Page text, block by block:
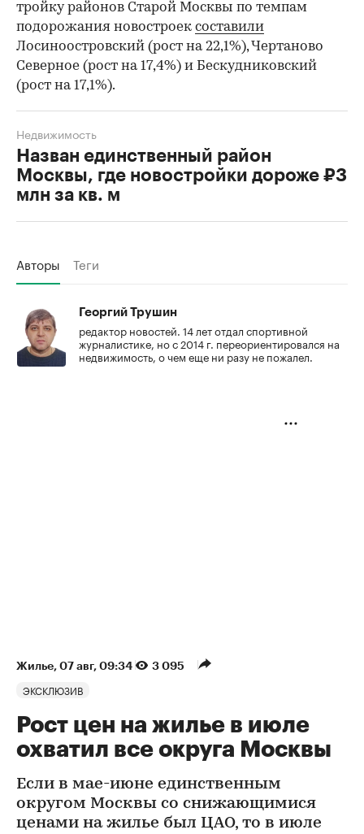
тройку районов Старой Москвы по темпам
подорожания новостроек составили
Лосиноостровский (рост на 22,1%), Чертаново
Северное (рост на 17,4%) и Бескудниковский
(рост на 17,1%).
Назван единственный район
Москвы, где новостройки дороже ₽3
млн за кв. м
Недвижимость
Авторы Теги
Георгий Трушин
редактор новостей. 14 лет отдал спортивной
журналистике, но с 2014 г. переориентировался на
недвижимость, о чем еще ни разу не пожалел.
Жилье⁠, 07 авг, 09:34 3 095
ЭКСКЛЮЗИВ
Рост цен на жилье в июле
охватил все округа Москвы
Если в мае-июне единственным
округом Москвы со снижающимися
ценами на жилье был ЦАО, то в июле